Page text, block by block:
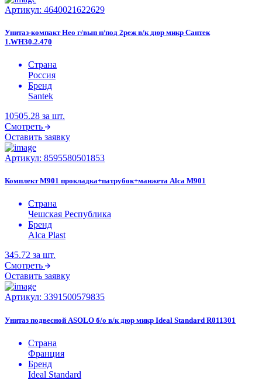
Артикул: 4640021622629
Унитаз-компакт Нео г/вып н/под 2реж в/к дюр микр Сантек
1.WH30.2.470
Страна
Россия
Бренд
Santek
10505.28 за шт.
Смотреть
Оставить заявку
Артикул: 8595580501853
Комплект M901 прокладка+патрубок+манжета Alca M901
Страна
Чешская Республика
Бренд
Alca Plast
345.72 за шт.
Смотреть
Оставить заявку
Артикул: 3391500579835
Унитаз подвесной ASOLO б/о в/к дюр микр Ideal Standard R011301
Страна
Франция
Бренд
Ideal Standard